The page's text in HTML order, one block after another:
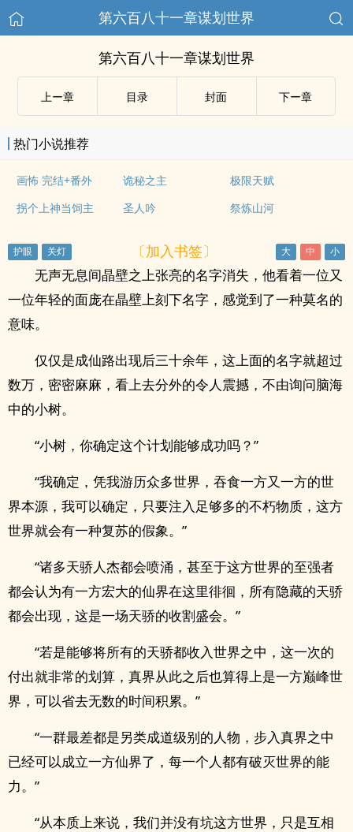
第六百八十一章谋划世界
第六百八十一章谋划世界
上ー章 目录 封面 下ー章
热门小说推荐
画怖 完结+番外 诡秘之主
极限天赋
拐个上神当饲主
圣人吟 祭炼山河
〔加入书签〕
无声无息间晶壁之上张亮的名字消失，他看着一位又
一位年轻的面庞在晶壁上刻下名字，感觉到了一种莫名的
意味。
仅仅是成仙路出现后三十余年，这上面的名字就超过
数万，密密麻麻，看上去分外的令人震撼，不由询问脑海
中的小树。
“小树，你确定这个计划能够成功吗？”
“我确定，凭我游历众多世界，吞食一方又一方的世
界本源，我可以确定，只要注入足够多的不朽物质，这方
世界就会有一种复苏的假象。”
“诸多天骄人杰都会喷涌，甚至于这方世界的至强者
都会认为有一方宏大的仙界在这里徘徊，所有隐藏的天骄
都会出现，这是一场天骄的收割盛会。”
“若是能够将所有的天骄都收入世界之中，这一次的
付出就非常的划算，真界从此之后也算得上是一方巅峰世
界，可以省去无数的时间积累。”
“一群最差都是另类成道级别的人物，步入真界之中
已经可以成立一方仙界了，每一个人都有破灭世界的能
力。”
“从本质上来说，我们并没有坑这方世界，只是互相